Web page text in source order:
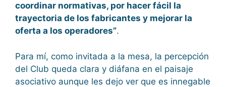
coordinar normativas, por hacer fácil la
trayectoria de los fabricantes y mejorar la
oferta a los operadores”.
Para mí, como invitada a la mesa, la percepción
del Club queda clara y diáfana en el paisaje
asociativo aunque les dejo ver que es innegable